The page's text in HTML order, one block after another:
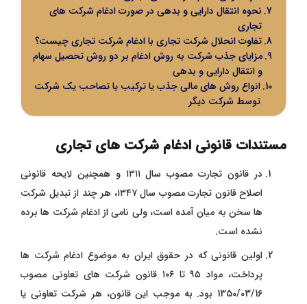
نحوه انتقال دارایی و بدهی در صورت ادغام شرکت های
تجاری
تفاوت انحلال شرکت تجاری با ادغام شرکت تجاری چیست؟
مزایای جذب شرکت به روش ادغام بر دو روش تحصیل سهام
و انتقال دارایی و بدهی
انواع روش‌ های مالی جذب یا ترکیب یا تصاحب یک شرکت
توسط شرکت دیگر
مستندات قانونی ادغام شرکت های تجاری
در قانون تجارت مصوب سال ۱۳۱۱ و همچنین لایحه قانونی
اصلاح قانون تجارت مصوب سال ۱۳۴۷، هر چند از تبدیل شرکت‌
ها سخن به میان آمده است، ولی نامی از ادغام شرکت ‌ها برده
نشده است.
اولین قانونی که در حقوق ایران به موضوع ادغام شرکت‌ ها
پرداخت، مواد ۹۵ تا ۱۰۶ قانون شرکت‌ های تعاونی مصوب
1350/03/16 بود. به موجب این قانون، هر شرکت تعاونی یا